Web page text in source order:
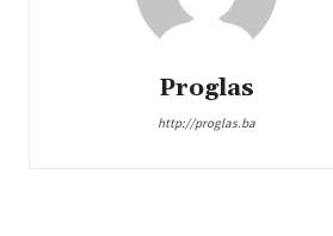
Proglas
http://proglas.ba